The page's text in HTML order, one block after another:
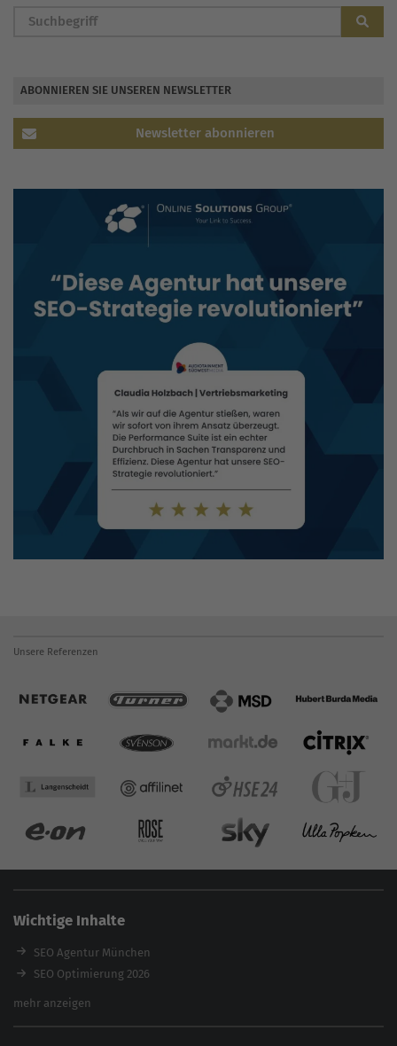
ABONNIEREN SIE UNSEREN NEWSLETTER
Newsletter abonnieren
Unsere Referenzen
Wichtige Inhalte
SEO Agentur München
SEO Optimierung 2026
Backlink-Audit 2026
mehr anzeigen